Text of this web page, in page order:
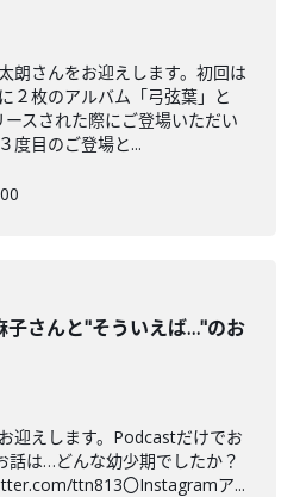
朗さんをお迎えします。初回は
２枚のアルバム「弓弦葉」と
ースされた際にご登場いただい
度目のご登場と...
子さんと"そういえば…"のお
迎えします。Podcastだけでお
話は…どんな幼少期でしたか？
ttn813〇Instagramア...